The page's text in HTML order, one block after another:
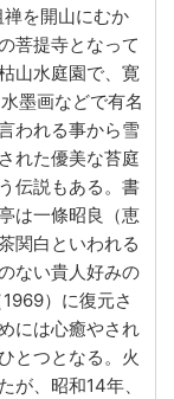
を開山にむか
菩提寺となって
山水庭園で、寛
墨画などで有名
われる事から雪
れた優美な苔庭
伝説もある。書
は一條昭良（恵
関白といわれる
ない貴人好みの
）に復元さ
には心癒やされ
とつとなる。火
が、昭和14年、